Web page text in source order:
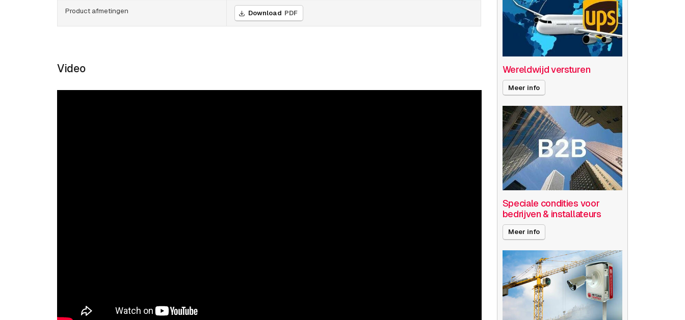
Product afmetingen Download PDF
Video Wereldwijd versturen
Meer info
Speciale condities voor
bedrijven & installateurs
Meer info